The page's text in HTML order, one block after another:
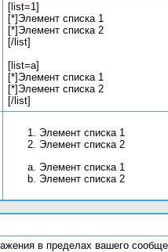
[list=1]
[*]Элемент списка 1
[*]Элемент списка 2
[/list]
[list=a]
[*]Элемент списка 1
[*]Элемент списка 2
[/list]
Элемент списка 1
Элемент списка 2
Элемент списка 1
Элемент списка 2
в пределах вашего